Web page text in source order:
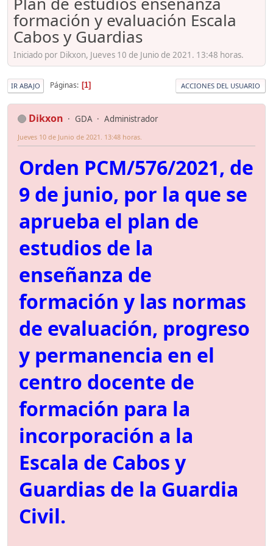
formación y evaluación Escala
Cabos y Guardias
Iniciado por Dikxon, Jueves 10 de Junio de 2021. 13:48 horas.
IR ABAJO Páginas 1 ACCIONES DEL USUARIO
Dikxon GDA Administrador
Jueves 10 de Junio de 2021. 13:48 horas.
Orden PCM/576/2021, de
9 de junio, por la que se
aprueba el plan de
estudios de la
enseñanza de
formación y las normas
de evaluación, progreso
y permanencia en el
centro docente de
formación para la
incorporación a la
Escala de Cabos y
Guardias de la Guardia
Civil.